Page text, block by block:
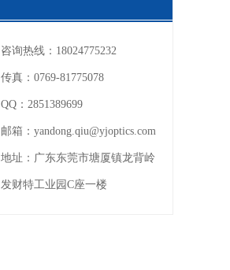
咨询热线： 18024775232
传真： 0769-81775078
QQ： 2851389699
邮箱： yandong.qiu@yjoptics.com
地址： 广东东莞市塘厦镇龙背岭
发财特工业园C座一楼